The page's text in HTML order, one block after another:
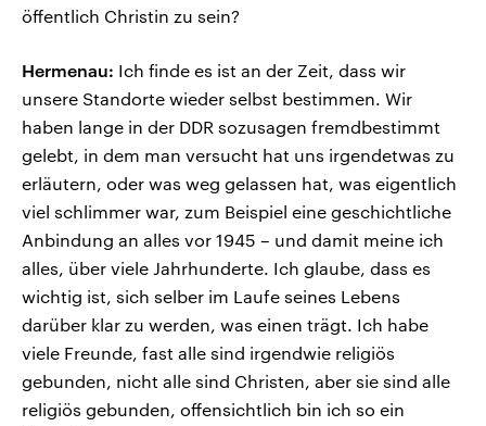
öffentlich Christin zu sein?
Hermenau: Ich finde es ist an der Zeit, dass wir
unsere Standorte wieder selbst bestimmen. Wir
haben lange in der DDR sozusagen fremdbestimmt
gelebt, in dem man versucht hat uns irgendetwas zu
erläutern, oder was weg gelassen hat, was eigentlich
viel schlimmer war, zum Beispiel eine geschichtliche
Anbindung an alles vor 1945 – und damit meine ich
alles, über viele Jahrhunderte. Ich glaube, dass es
wichtig ist, sich selber im Laufe seines Lebens
darüber klar zu werden, was einen trägt. Ich habe
viele Freunde, fast alle sind irgendwie religiös
gebunden, nicht alle sind Christen, aber sie sind alle
religiös gebunden, offensichtlich bin ich so ein